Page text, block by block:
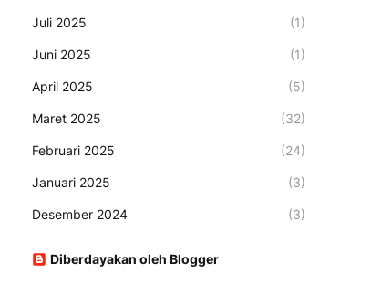
Juli 2025 (1)
Juni 2025 (1)
April 2025 (5)
Maret 2025 (32)
Februari 2025 (24)
Januari 2025 (3)
Desember 2024 (3)
Diberdayakan oleh Blogger